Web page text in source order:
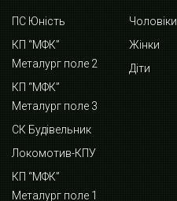
ПС Юність
КП “МФК”
Металург поле 2
КП “МФК”
Металург поле 3
СК Будівельник
Локомотив-КПУ
КП “МФК”
Металург поле 1
Чоловіки
Жінки
Діти